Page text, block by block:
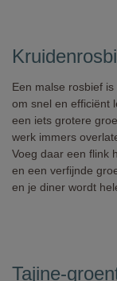
Een malse rosbief
om snel en efficiënt
een iets grotere
werk immers
Voeg daar een flink
en een verfijnde
en je diner wordt
Tajine-